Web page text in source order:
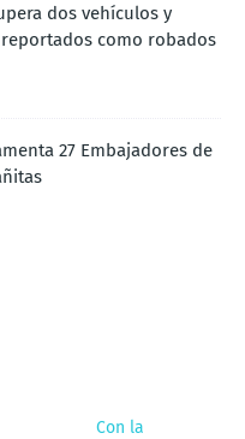
dos vehículos y
como robados
27 Embajadores de
Con la